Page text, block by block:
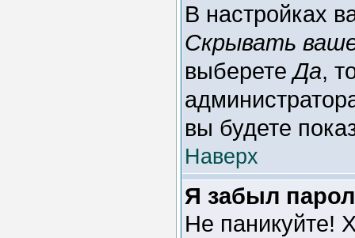
В настройках
Скрывать
выберетеДа,
вы будете
Наверх
Я забыл
Не паникуйте!